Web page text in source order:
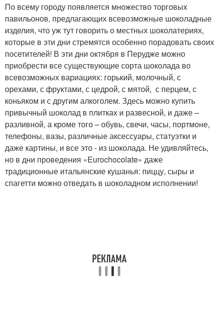
По всему городу появляется множество торговых
павильонов, предлагающих всевозможные шоколадные
изделия, что уж тут говорить о местных шоколатериях,
которые в эти дни стремятся особенно порадовать своих
посетителей! В эти дни октября в Перудже можно
приобрести все существующие сорта шоколада во
всевозможных вариациях: горький, молочный, с
орехами, с фруктами, с цедрой, с мятой, с перцем, с
коньяком и с другим алкоголем. Здесь можно купить
привычный шоколад в плитках и развесной, и даже –
разливной, а кроме того – обувь, свечи, часы, портмоне,
телефоны, вазы, различные аксессуары, статуэтки и
даже картины, и все это - из шоколада. Не удивляйтесь,
но в дни проведения «Eurochocolate» даже
традиционные итальянские кушанья: пиццу, сыры и
спагетти можно отведать в шоколадном исполнении!